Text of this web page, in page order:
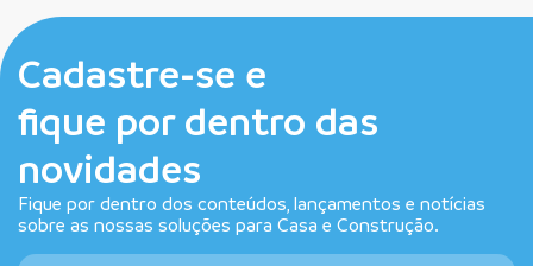
Cadastre-se e
fique por dentro das
novidades
Fique por dentro dos conteúdos, lançamentos e notícias
sobre as nossas soluções para Casa e Construção.